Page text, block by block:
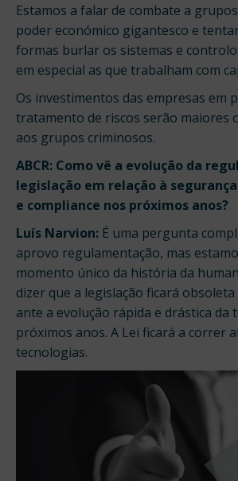
Estamos a falar de combate a
poder económico gigantesco e
formas burlar os sistemas e
em especial as que trabalham com
Os investimentos das empresas em
tratamento de riscos serão maiores
aos grupos criminosos.
ABCR: Como vê a evolução da
legislação em relação à
e compliance nos próximos anos?
Luís Narvion: É uma pergunta
aprovo regulamentação, mas
momento único da história da
dizer que a legislação ficará
ante a evolução rápida e drástica da
próximos anos. A Lei ficará a correr
tecnologias.